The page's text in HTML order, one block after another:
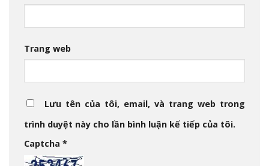
Trang web
Lưu tên của tôi, email, và trang web trong
trình duyệt này cho lần bình luận kế tiếp của tôi.
Captcha *